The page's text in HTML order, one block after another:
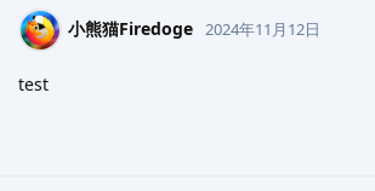
小熊猫Firedoge 2024年11月12日
test